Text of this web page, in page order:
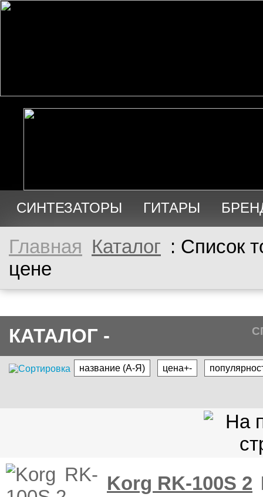
СИНТЕЗАТОРЫ ГИТАРЫ
АУДИО ПРОДАЖА
Главная Каталог : Список
цене
КАТАЛОГ -
название (А-Я) цена+-
Korg RK-100S 2